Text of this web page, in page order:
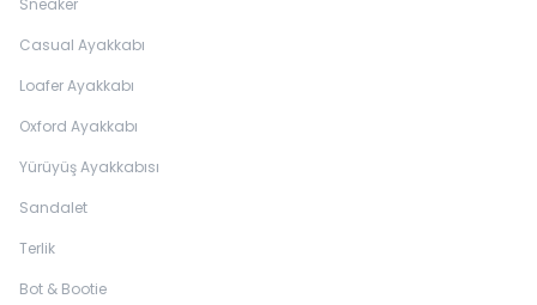
Sneaker
Casual Ayakkabı
Loafer Ayakkabı
Oxford Ayakkabı
Yürüyüş Ayakkabısı
Sandalet
Terlik
Bot & Bootie